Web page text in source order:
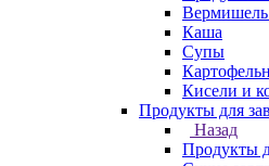
Каша
Супы
Кисели и
Продукты для
Назад
Продукты